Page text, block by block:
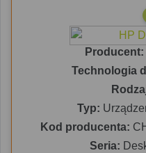
Producent:
Technologia
Typ:
Kod producenta:
Seria: